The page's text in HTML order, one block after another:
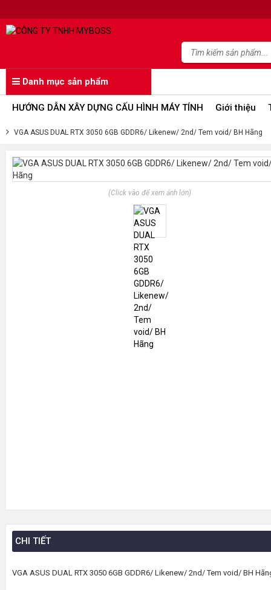
Danh mục sản phẩm
HƯỚNG DẪN XÂY DỰNG CẤU HÌNH MÁY TÍNH Giới thiệu
VGA ASUS DUAL RTX 3050 6GB GDDR6/ Likenew/ 2nd/ Tem void/ BH Hãng
(Click vào để xem ảnh lớn)
CHI TIẾT
VGA ASUS DUAL RTX 3050 6GB GDDR6/ Likenew/ 2nd/ Tem void/ BH